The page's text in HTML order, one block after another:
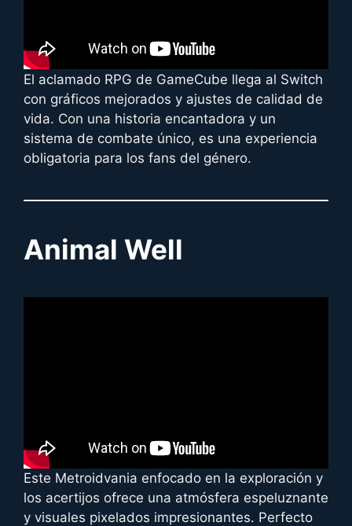
El aclamado RPG de GameCube llega al Switch
con gráficos mejorados y ajustes de calidad de
vida. Con una historia encantadora y un
sistema de combate único, es una experiencia
obligatoria para los fans del género.
Animal Well
Este Metroidvania enfocado en la exploración y
los acertijos ofrece una atmósfera espeluznante
y visuales pixelados impresionantes. Perfecto